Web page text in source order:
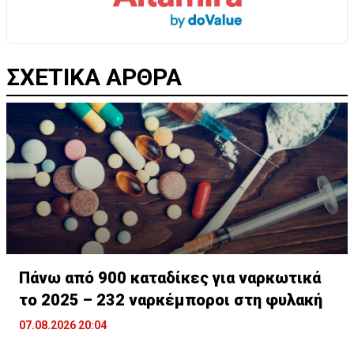
ΣΧΕΤΙΚΑ ΑΡΘΡΑ
Πάνω από 900 καταδίκες για ναρκωτικά
το 2025 – 232 ναρκέμποροι στη φυλακή
07.08.2026 20:04